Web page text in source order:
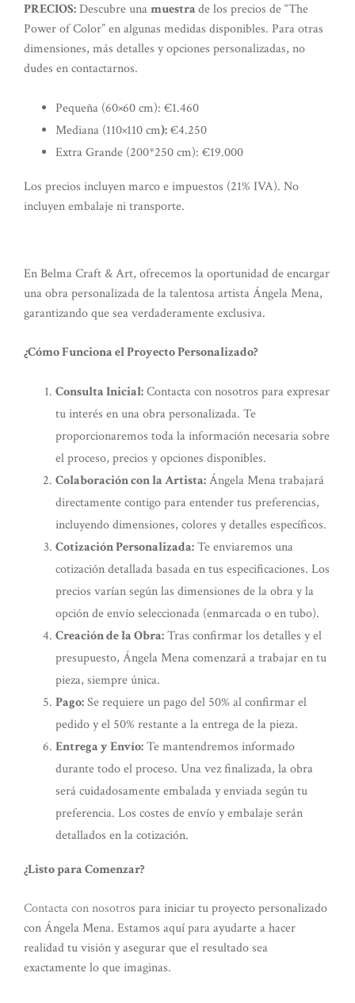
PRECIOS:Descubre unamuestrade los precios de “The
Power of Color” en algunas medidas disponibles. Para otras
dimensiones, más detalles y opciones personalizadas, no
dudes en contactarnos.
Pequeña (60×60 cm): €1.460
Mediana (110×110 cm):€4.250
Extra Grande (200*250 cm): €19.000
Los precios incluyen marco e impuestos (21% IVA). No
incluyen embalaje ni transporte.
En Belma Craft & Art, ofrecemos la oportunidad de encargar
una obra personalizada de la talentosa artista Ángela Mena,
garantizando que sea verdaderamente exclusiva.
¿Cómo Funciona el Proyecto Personalizado?
Consulta Inicial:Contacta con nosotros para expresar
tu interés en una obra personalizada. Te
proporcionaremos toda la información necesaria sobre
el proceso, precios y opciones disponibles.
Colaboración con la Artista:Ángela Mena trabajará
directamente contigo para entender tus preferencias,
incluyendo dimensiones, colores y detalles específicos.
Cotización Personalizada:Te enviaremos una
cotización detallada basada en tus especificaciones. Los
precios varían según las dimensiones de la obra y la
opción de envío seleccionada (enmarcada o en tubo).
Creación de la Obra:Tras confirmar los detalles y el
presupuesto, Ángela Mena comenzará a trabajar en tu
pieza, siempre única.
Pago:Se requiere un pago del 50% al confirmar el
pedido y el 50% restante a la entrega de la pieza.
Entrega y Envío:Te mantendremos informado
durante todo el proceso. Una vez finalizada, la obra
será cuidadosamente embalada y enviada según tu
preferencia. Los costes de envío y embalaje serán
detallados en la cotización.
¿Listo para Comenzar?
Contacta con nosotros para iniciar tu proyecto personalizado
con Ángela Mena. Estamos aquí para ayudarte a hacer
realidad tu visión y asegurar que el resultado sea
exactamente lo que imaginas.